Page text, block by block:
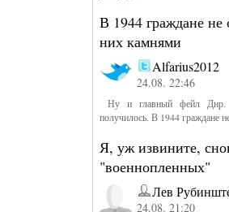
В 1944 граждане не
них камнями
Alfarius2012
24.08. 22:46
Ну и главный фейл Днр.
получилось. В 1944 граждане
Я, уж извините,
"военнопленных"
Лев
24.08. 21:20